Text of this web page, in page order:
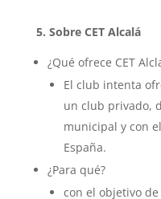
5. Sobre CET Alcalá
¿Qué ofrece CET
El club intenta
un club privado,
municipal y con
España.
¿Para qué?
con el objetivo